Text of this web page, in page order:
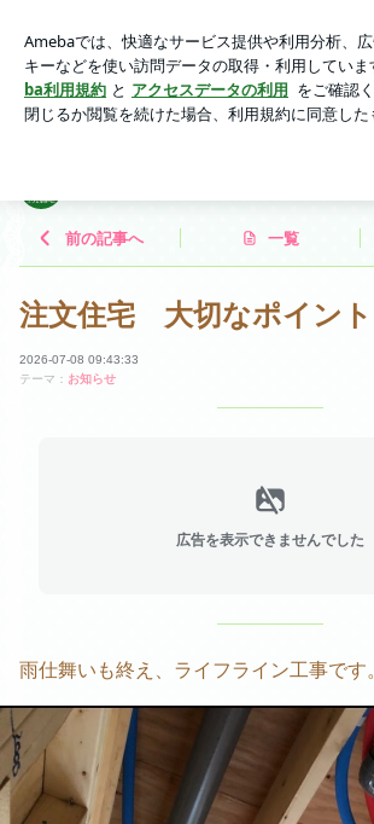
アプリをダウンロードして ブログの更新通知
を
ょう。
前の記事へ 一覧
注文住宅 大切なポイント
2026-07-08 09:43:33
テーマ： お知らせ
広告を表示できませんでした
雨仕舞いも終え、ライフライン工事です